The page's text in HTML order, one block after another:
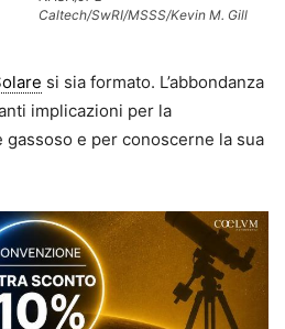
Caltech/SwRI/MSSS/Kevin M. Gill
si sia formato. L’abbondanza
implicazioni per la
gassoso e per conoscerne la sua